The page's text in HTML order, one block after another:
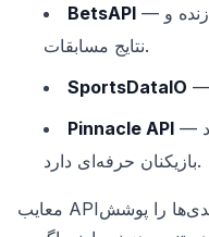
BetsAPI — سرویس مشابه با تمرکز بر داده‌های زنده و
نتایج مسابقات.
SportsDataIO
Pinnacle API — خود Pinnacle یک API رسمی برای
بازیکنان حرفه‌ای دارد.
معایب API‌های آماده — آن‌ها تمام شرط‌بندی‌ها را پوشش